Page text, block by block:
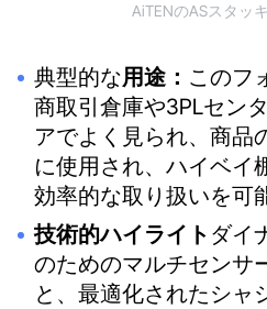
AiTENのASスタッ
典型的な用途： このフ
商取引倉庫や3PLセン
アでよく見られ、商品
に使用され、ハイベイ
効率的な取り扱いを可
技術的ハイライト ダイ
のためのマルチセンサ
と、最適化されたシャ